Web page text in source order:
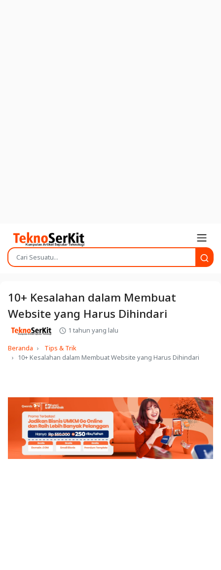
10+ Kesalahan dalam Membuat
Website yang Harus Dihindari
1 tahun yang lalu
Beranda
Tips & Trik
10+ Kesalahan dalam Membuat Website yang Harus Dihindari